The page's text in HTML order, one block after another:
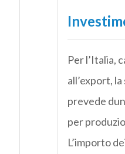
Per l’Italia,
all’export,
prevede
per
L’importo